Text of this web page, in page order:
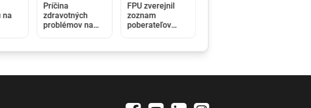
na
Príčina
zdravotných
problémov na
ostáva nejasná.
FPU zverejnil
zoznam
poberateľov
a fond sa ním